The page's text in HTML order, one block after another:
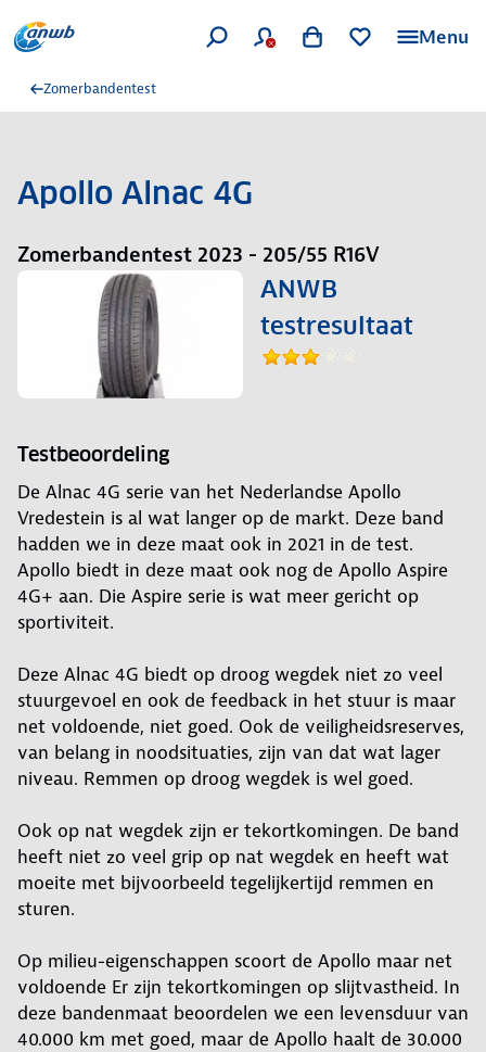
Menu
Zomerbandentest
Apollo Alnac 4G
Zomerbandentest 2023 - 205/55 R16V
ANWB
testresultaat
Testbeoordeling
De Alnac 4G serie van het Nederlandse Apollo
Vredestein is al wat langer op de markt. Deze band
hadden we in deze maat ook in 2021 in de test.
Apollo biedt in deze maat ook nog de Apollo Aspire
4G+ aan. Die Aspire serie is wat meer gericht op
sportiviteit.
Deze Alnac 4G biedt op droog wegdek niet zo veel
stuurgevoel en ook de feedback in het stuur is maar
net voldoende, niet goed. Ook de veiligheidsreserves,
van belang in noodsituaties, zijn van dat wat lager
niveau. Remmen op droog wegdek is wel goed.
Ook op nat wegdek zijn er tekortkomingen. De band
heeft niet zo veel grip op nat wegdek en heeft wat
moeite met bijvoorbeeld tegelijkertijd remmen en
sturen.
Op milieu-eigenschappen scoort de Apollo maar net
voldoende Er zijn tekortkomingen op slijtvastheid. In
deze bandenmaat beoordelen we een levensduur van
40.000 km met goed, maar de Apollo haalt de 30.000